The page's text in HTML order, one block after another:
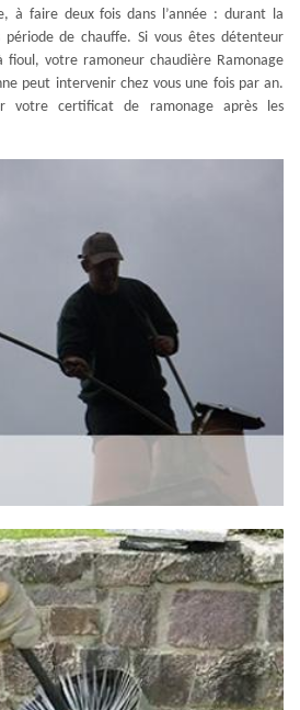
à faire deux fois dans l’année : durant la
de chauffe. Si vous êtes détenteur
fioul, votre ramoneur chaudière Ramonage
peut intervenir chez vous une fois par an.
votre certificat de ramonage après les